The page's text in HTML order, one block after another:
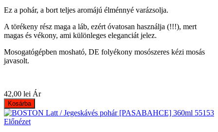
Ez a pohár, a bort teljes aromájú élménnyé varázsolja.
A törékeny rész maga a láb, ezért óvatosan használja (!!!), mert
magas és vékony, ami különleges eleganciát jelez.
Mosogatógépben mosható, DE folyékony mosószeres kézi mosás
javasolt.
42,00 lei Ár
Kosárba
Előnézet